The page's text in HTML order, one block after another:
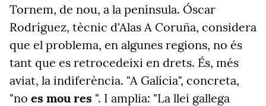
Tornem, de nou, a la península. Óscar
Rodríguez, tècnic d'Alas A Coruña, considera
que el problema, en algunes regions, no és
tant que es retrocedeixi en drets. És, més
aviat, la indiferència. "A Galícia", concreta,
"no es mou res ". I amplia: "La llei gallega